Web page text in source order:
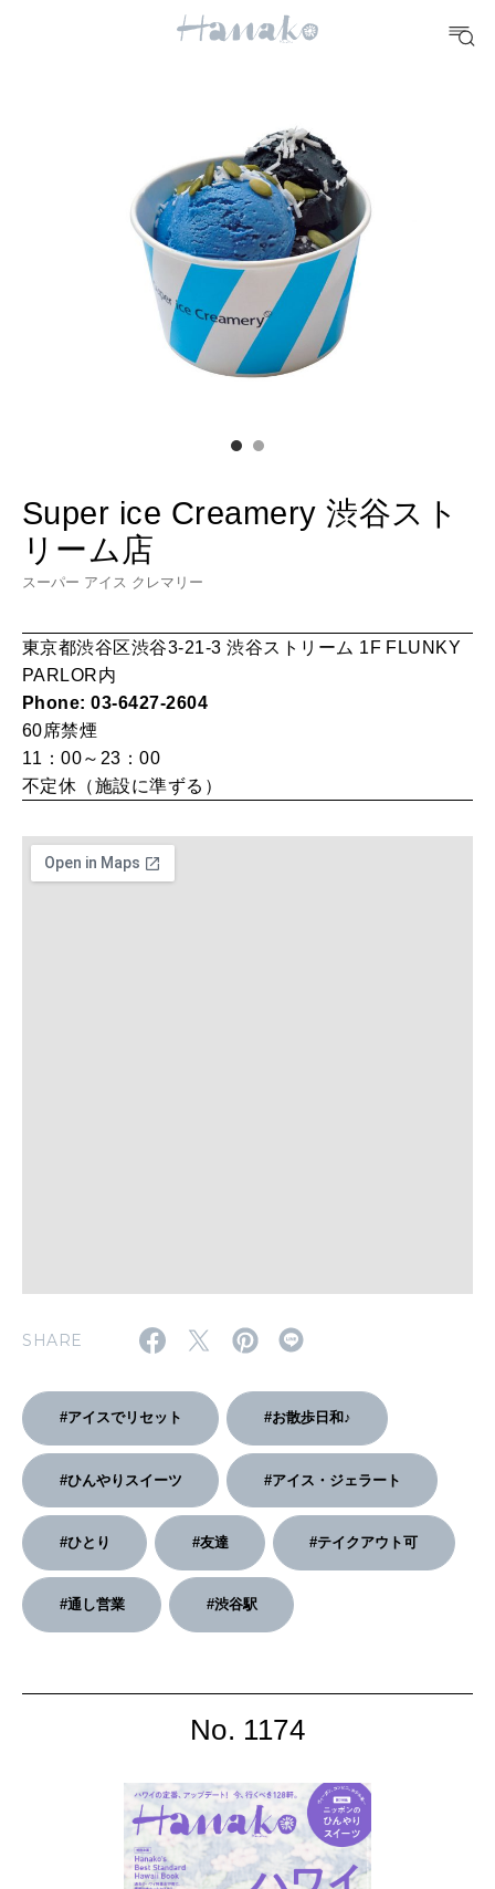
10 CATEGORIES
TRAVEL
どこ行く？
FORTUNE
明日のわたし
[12星座別] Monthly Love Holoscope
女神まり愛のタロットメッセージ
算命学がわかる今月のあなた
自分にやさしく
MAMA
わたしができること
2026年6月号「大銀座 トレンドが生まれる 新しい一流店へ。」
2026年4月号「未来をつくる、学びの教科書。」
2026年3月号「スイーツ予想図 2026」
2026年2月号「良運を掴む 新・開運術。」
2026年1月号「猫がいれば、幸せ」
Super ice Creamery 渋谷スト
リーム店
スーパー アイス クレマリー
東京都渋谷区渋谷3-21-3 渋谷ストリーム 1F FLUNKY
PARLOR内
Phone: 03-6427-2604
60席禁煙
11：00～23：00
不定休（施設に準ずる）
SHARE
#アイスでリセット #お散歩日和♪
#ひんやりスイーツ #アイス・ジェラート
#ひとり #友達 #テイクアウト可
#通し営業 #渋谷駅
No. 1174